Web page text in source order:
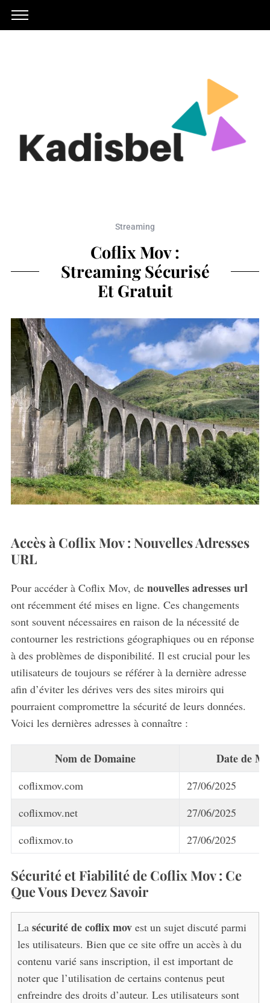
Streaming
Coflix Mov :
Streaming Sécurisé
Et Gratuit
Accès à Coflix Mov : Nouvelles Adresses
URL
Pour accéder à Coflix Mov, de nouvelles adresses url
ont récemment été mises en ligne. Ces changements
sont souvent nécessaires en raison de la nécessité de
contourner les restrictions géographiques ou en réponse
à des problèmes de disponibilité. Il est crucial pour les
utilisateurs de toujours se référer à la dernière adresse
afin d’éviter les dérives vers des sites miroirs qui
pourraient compromettre la sécurité de leurs données.
Voici les dernières adresses à connaître :
Nom de Domaine Date de
coflixmov.com
27/06/2025
coflixmov.net
27/06/2025
coflixmov.to
27/06/2025
Sécurité et Fiabilité de Coflix Mov : Ce
Que Vous Devez Savoir
La sécurité de coflix movest un sujet discuté parmi
les utilisateurs. Bien que ce site offre un accès à du
contenu varié sans inscription, il est important de
noter que l’utilisation de certains contenus peut
enfreindre des droits d’auteur. Les utilisateurs sont